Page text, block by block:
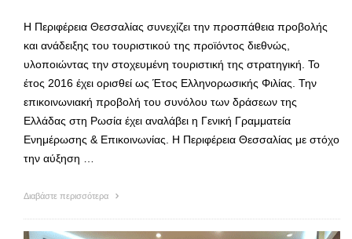
Η Περιφέρεια Θεσσαλίας συνεχίζει την προσπάθεια προβολής
και ανάδειξης του τουριστικού της προϊόντος διεθνώς,
υλοποιώντας την στοχευμένη τουριστική της στρατηγική. Το
έτος 2016 έχει ορισθεί ως Έτος Ελληνορωσικής Φιλίας. Την
επικοινωνιακή προβολή του συνόλου των δράσεων της
Ελλάδας στη Ρωσία έχει αναλάβει η Γενική Γραμματεία
Ενημέρωσης & Επικοινωνίας. Η Περιφέρεια Θεσσαλίας με στόχο
την αύξηση …
Διαβάστε περισσότερα